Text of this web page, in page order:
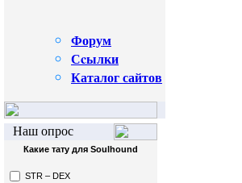
Форум
Сcылки
Каталог сайтов
Наш опрос
Какие тату для Soulhound
STR – DEX